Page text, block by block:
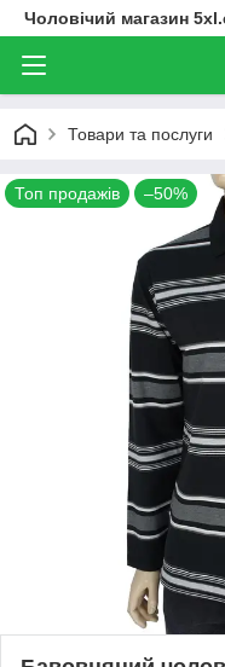
Чоловічий магазин
Товари та послуги
Топ продажів –50%